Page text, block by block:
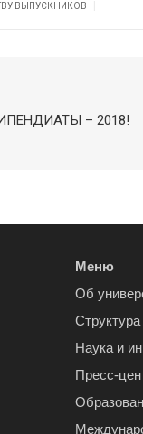
ВЫПУСКНИКОВ
– 2018!
Меню
Об
Структура
Наука и
Пресс-